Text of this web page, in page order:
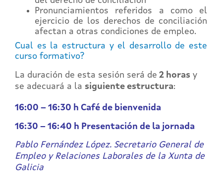
Pronunciamientos referidos a como el
ejercicio de los derechos de conciliación
afectan a otras condiciones de empleo.
Cual es la estructura y el desarrollo de este
curso formativo?
La duración de esta sesión será de 2 horas y
se adecuará a la siguiente estructura:
16:00 – 16:30 h Café de bienvenida
16:30 – 16:40 h Presentación de la jornada
Pablo Fernández López. Secretario General de
Empleo y Relaciones Laborales de la Xunta de
Galicia